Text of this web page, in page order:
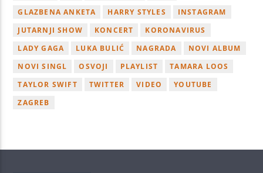
GLAZBENA ANKETA
HARRY STYLES
INSTAGRAM
JUTARNJI SHOW
KONCERT
KORONAVIRUS
LADY GAGA
LUKA BULIĆ NAGRADA
NOVI ALBUM
NOVI SINGL
OSVOJI PLAYLIST
TAMARA LOOS
TAYLOR SWIFT
TWITTER VIDEO
YOUTUBE
ZAGREB